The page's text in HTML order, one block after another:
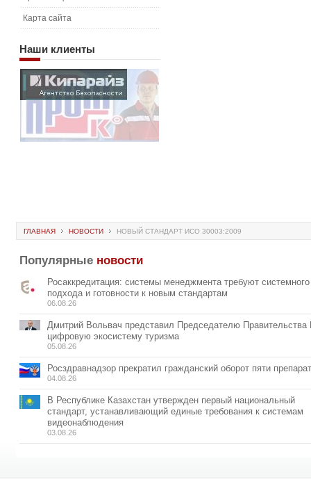
Карта сайта
Наши клиенты
ГЛАВНАЯ НОВОСТИ НОВЫЙ СТАНДАРТ ИСО 30003:2009
Популярные новости
Росаккредитация: системы менеджмента требуют системного
подхода и готовности к новым стандартам
06.08.26
Дмитрий Вольвач представил Председателю
цифровую экосистему туризма
05.08.26
Росздравнадзор прекратил гражданский оборот пяти
04.08.26
В Республике Казахстан утвержден первый национальный
стандарт, устанавливающий единые требования к системам
видеонаблюдения
03.08.26